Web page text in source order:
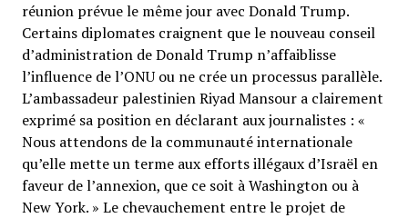
réunion prévue le même jour avec Donald Trump.
Certains diplomates craignent que le nouveau conseil
d’administration de Donald Trump n’affaiblisse
l’influence de l’ONU ou ne crée un processus parallèle.
L’ambassadeur palestinien Riyad Mansour a clairement
exprimé sa position en déclarant aux journalistes : «
Nous attendons de la communauté internationale
qu’elle mette un terme aux efforts illégaux d’Israël en
faveur de l’annexion, que ce soit à Washington ou à
New York. » Le chevauchement entre le projet de